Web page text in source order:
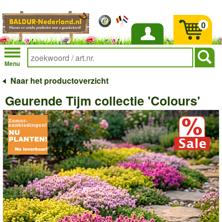
Inloggen
Menu
0
Naar het productoverzicht
Geurende Tijm collectie 'Colours'